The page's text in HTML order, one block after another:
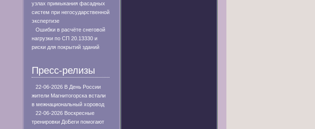
узлах примыкания фасадных
систем при негосударственной
экспертизе
Ошибки в расчёте снеговой
нагрузки по СП 20.13330 и
риски для покрытий зданий
Пресс-релизы
22-06-2026 В День России
жители Магнитогорска встали
в межнациональный хоровод
22-06-2026 Воскресные
тренировки ДоБеги помогают